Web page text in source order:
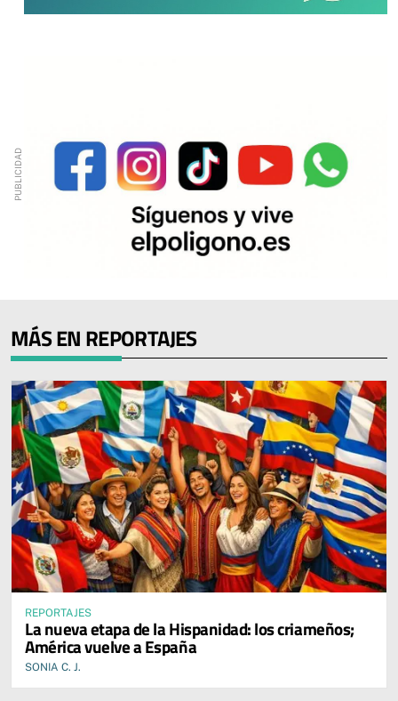
MÁS EN REPORTAJES
REPORTAJES
La nueva etapa de la Hispanidad: los criameños;
América vuelve a España
SONIA C. J.